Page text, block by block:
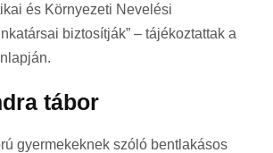
és Környezeti Nevelési
biztosítják” – tájékoztattak a
tábor
gyermekeknek szóló bentlakásos